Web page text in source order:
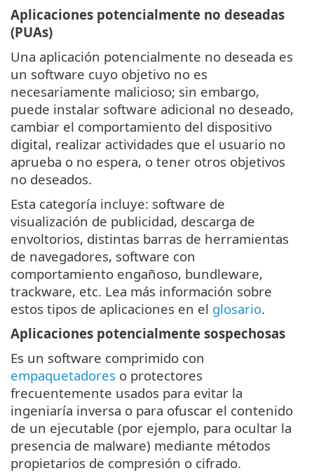
Aplicaciones potencialmente no deseadas
(PUAs)
Una aplicación potencialmente no deseada es
un software cuyo objetivo no es
necesariamente malicioso; sin embargo,
puede instalar software adicional no deseado,
cambiar el comportamiento del dispositivo
digital, realizar actividades que el usuario no
aprueba o no espera, o tener otros objetivos
no deseados.
Esta categoría incluye: software de
visualización de publicidad, descarga de
envoltorios, distintas barras de herramientas
de navegadores, software con
comportamiento engañoso, bundleware,
trackware, etc. Lea más información sobre
estos tipos de aplicaciones en el glosario.
Aplicaciones potencialmente sospechosas
Es un software comprimido con
empaquetadores o protectores
frecuentemente usados para evitar la
ingeniaría inversa o para ofuscar el contenido
de un ejecutable (por ejemplo, para ocultar la
presencia de malware) mediante métodos
propietarios de compresión o cifrado.